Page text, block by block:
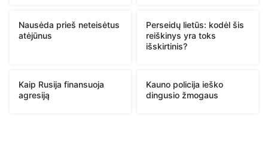
Nausėda prieš neteisėtus
atėjūnus
Perseidų lietūs: kodėl šis
reiškinys yra toks
išskirtinis?
Kaip Rusija finansuoja
agresiją
Kauno policija ieško
dingusio žmogaus